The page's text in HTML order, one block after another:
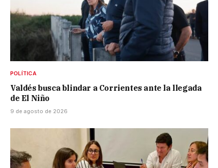
POLÍTICA
Valdés busca blindar a Corrientes ante la llegada
de El Niño
9 de agosto de 2026